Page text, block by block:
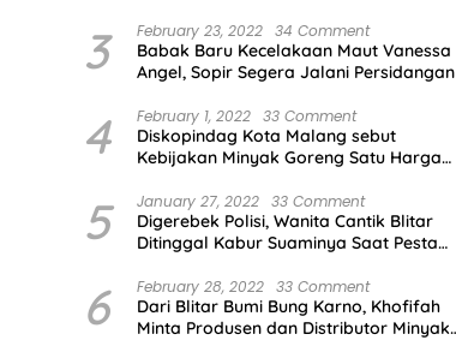
3 February 23, 2022 34 Comment
Babak Baru Kecelakaan Maut Vanessa
Angel, Sopir Segera Jalani Persidangan
4 February 1, 2022 33 Comment
Diskopindag Kota Malang sebut
Kebijakan Minyak Goreng Satu Harga
5 January 27, 2022 33 Comment
Digerebek Polisi, Wanita Cantik Blitar
Ditinggal Kabur Suaminya Saat Pesta
6 February 28, 2022 33 Comment
Dari Blitar Bumi Bung Karno, Khofifah
Minta Produsen dan Distributor Minyak